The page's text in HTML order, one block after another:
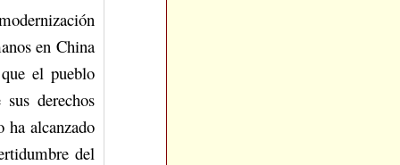
en China
el pueblo
derechos
ha alcanzado
del